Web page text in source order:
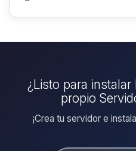
¿Listo para instalar
propio
¡Crea tu servidor e